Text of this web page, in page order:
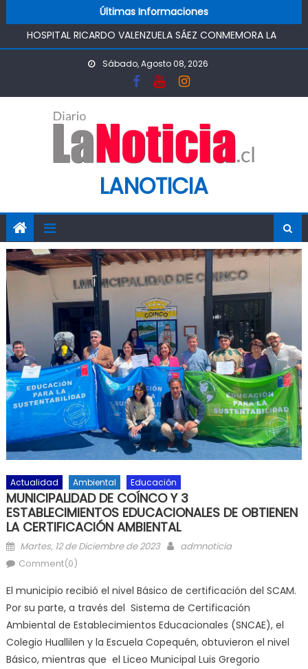
Últimas Informaciones
HOSPITAL RICARDO VALENZUELA SÁEZ CONMEMORA LA
SEMANA MUNDIAL DE LA LACTANCIA MATERNA
PROMOVIENDO UN COMIENZO DE VIDA SALUDABLE
IMPULSA AGUA DE AGROSUPER PERMITIRÁ LA
CONSTRUCCIÓN DE POZO DEL SSR CALIFORNIA Y
FORTALECERA EL ABASTECIMIENTO DE AGUA POTABLE DE LA
COMUNIDAD
MINISTRO DE AGRICULTURA REALIZA GIRA POR CINCO
REGIONES PARA MONITOREAR EFECTOS DEL SISTEMA
FRONTAL Y APOYAR AL SECTOR AGRÍCOLA
PASO PEHUENCHE AVANZA COMO ALTERNATIVA
RANCAGUA: NUEVO OPERATIVO DEJA UN RECINTO
CLAUSURADO Y OTRO CON PROHIBICIÓN DE
FUNCIONAMIENTO
Sábado, Agosto 08, 2026
LANOTICIA
Actualidad Ambiental Educación
MUNICIPALIDAD DE COÍNCO Y 3
ESTABLECIMIENTOS EDUCACIONALES DE OBTIENEN
LA CERTIFICACIÓN AMBIENTAL
Posted on
Martes, 12 de Diciembre de 2023 Author
admnoticia
Comment(0)
El municipio recibió el nivel Básico de certificación del SCAM.
Por su parte, a través del Sistema de Certificación
Ambiental de Establecimientos Educacionales (SNCAE), el
Colegio Huallilen y la Escuela Copequén, obtuvieron el nivel
Básico, mientras que el Liceo Municipal Luis Gregorio